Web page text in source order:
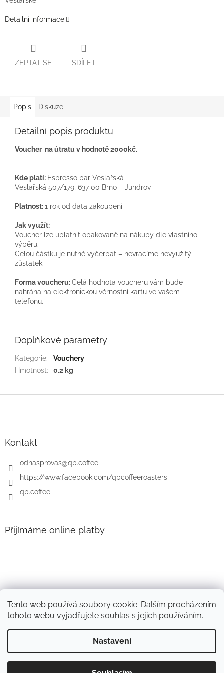
Tento web používá soubory cookie. Dalším procházením
tohoto webu vyjadřujete souhlas s jejich používáním.
Nastavení
Detailní informace
ZEPTAT SE SDÍLET
Popis Diskuze
Detailní popis produktu
Voucher na útratu v hodnotě 2000kč.
Kde platí: Espresso bar Veslařská
Veslařská 507/179, 637 00 Brno – Jundrov
Platnost:1 rok od data zakoupení
Jak využít:
Voucher lze uplatnit opakovaně na nákupy dle vlastního
výběru.
Celou částku je nutné vyčerpat – nevracíme nevyužitý
zůstatek.
Forma voucheru:Celá hodnota voucheru vám bude
nahrána na elektronickou věrnostní kartu ve vašem
telefonu.
Doplňkové parametry
Kategorie:
Vouchery
Hmotnost: 0.2 kg
Kontakt
odnasprovas@qb.coffee
https://www.facebook.com/qbcoffeeroasters
qb.coffee
Přijímáme online platby
Vytvořil Shoptet